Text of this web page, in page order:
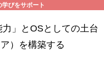
びをサポート
」とOSとしての土台
）を構築する